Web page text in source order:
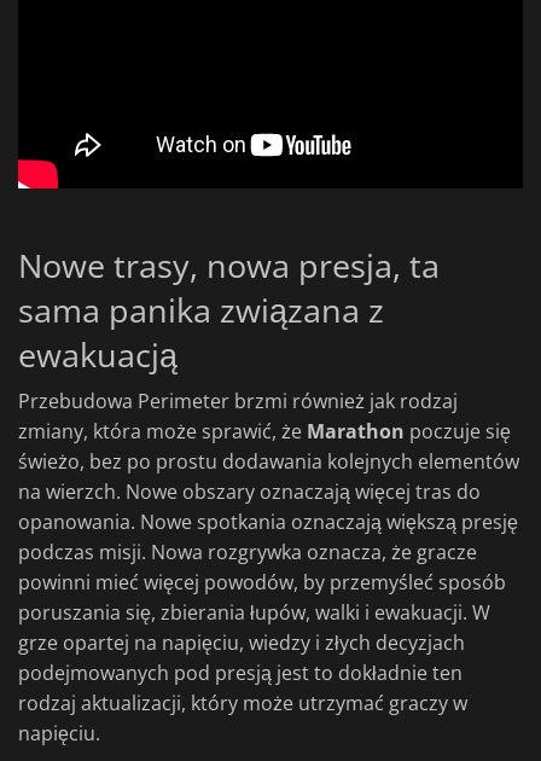
Nowe trasy, nowa presja, ta
sama panika związana z
ewakuacją
Przebudowa Perimeter brzmi również jak rodzaj
zmiany, która może sprawić, że Marathon poczuje się
świeżo, bez po prostu dodawania kolejnych elementów
na wierzch. Nowe obszary oznaczają więcej tras do
opanowania. Nowe spotkania oznaczają większą presję
podczas misji. Nowa rozgrywka oznacza, że gracze
powinni mieć więcej powodów, by przemyśleć sposób
poruszania się, zbierania łupów, walki i ewakuacji. W
grze opartej na napięciu, wiedzy i złych decyzjach
podejmowanych pod presją jest to dokładnie ten
rodzaj aktualizacji, który może utrzymać graczy w
napięciu.